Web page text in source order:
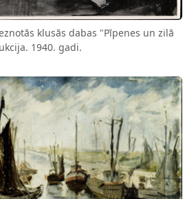
klusās dabas "Pīpenes un zilā
1940. gadi.